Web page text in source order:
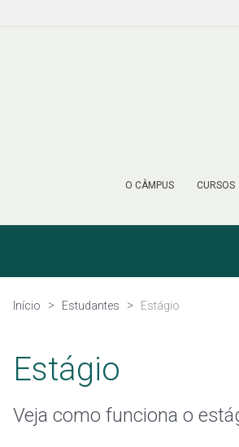
O CÂMPUS CURSOS
Início Estudantes Estágio
Estágio
Veja como funciona o